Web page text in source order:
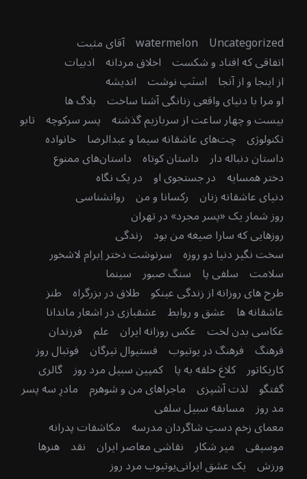
Uncategorized
watermelon آقای مثبت
اتفاقی که افتاد و شکست اخلاق مردانه ادبیات
از اینجا و از آنجا اسنَپ نوشت اندیشه
او مرا با دنیای واقعی زنانگی آشنا ساخت بلاگ ها
بیست و چهار ساعت از سربازیم گذشته پسر سرکوچه تابو
تکنولوژی چت‌های عاشقانه سیما و عبدالرضا خانواده
داستان دنباله دار داستان کوتاه داستان‌های ممنوع
دختر همسایه در جستجوی او در یک نگاه
دنیای عاشقانه زنان رکسانا و من روانشناسی
روز شمار یک «پسر مجرد» در تهران
روزهایی که سارا صیغه من بود زندگی
سخت نگیر دنیا دو روزه سرنوشت دختر اِبرام لاشخور
سلامت سلفی پا سنگ صبور سینما
طرح های روزانه از زندگی عینکو طلاق در بزرگراه طنز
عاشقانه ها عشق و روابط عشقبازی در اشعار ماندانا
عکاسی بدن لخت عکس روزانه ایران علم فرزندان
فرهنگ فرهنگ در یوتیوب فستیوال تیرگان فوتبال روز
کاریکاتور کلاغ حلقه به پا کمپین سبیل مرد روز گالری
گفتگو لذت آشپزی ماجراهای من و شوهرم مادرِ سه پسر
مد روز مسابقه سبیل سلفی
معمای زخم دستِ شاگردان مدرسه مکاشفات پدرانه
موسیقی میر شکار نقاشی معاصر ایران نقد هنرها
ورزش یک عشق ایرانییوتیوب مرد روز